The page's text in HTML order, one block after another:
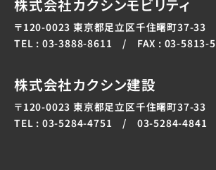
株式会社カクシンモビリティ
〒120-0023 東京都足立区千住曙町37-33
TEL : 03-3888-8611 / FAX : 03-5813-
株式会社カクシン建設
〒120-0023 東京都足立区千住曙町37-33
TEL : 03-5284-4751 / 03-5284-4841